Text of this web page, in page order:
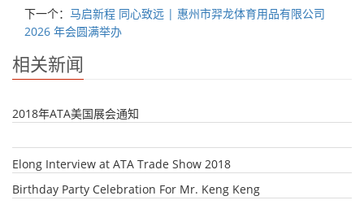
下一个： 马启新程 同心致远 | 惠州市羿龙体育用品有限公司
2026 年会圆满举办
相关新闻
2018年ATA美国展会通知
Elong Interview at ATA Trade Show 2018
Birthday Party Celebration For Mr. Keng Keng